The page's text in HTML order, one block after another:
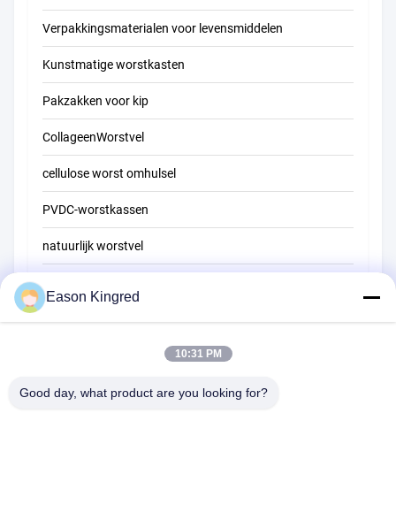
Verpakkingsmaterialen voor levensmiddelen
Kunstmatige worstkasten
Pakzakken voor kip
CollageenWorstvel
cellulose worst omhulsel
PVDC-worstkassen
natuurlijk worstvel
Verpakkingsfilm voor levensmiddelen
Eason Kingred
10:31 PM
Good day, what product are you looking for?